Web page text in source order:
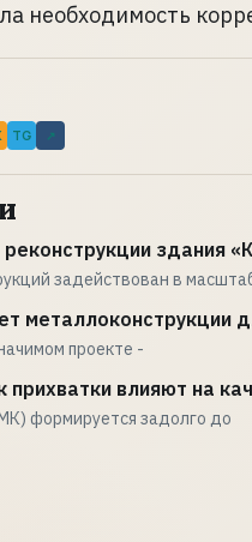
необходимость
TG ↗
здания
задействован в
металлоконструкции
проекте -
прихватки влияют на
формируется задолго до